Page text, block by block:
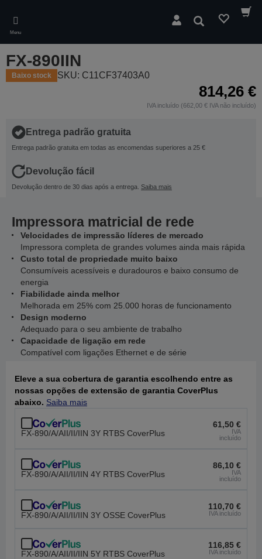
main
content
Menu
Pesquisar
FX-890IIN
Baixo stock SKU: C11CF37403A0
814,26 €
IVA incluído (662,00 € IVA não incluído)
Entrega padrão gratuita
Entrega padrão gratuita em todas as encomendas superiores a 25 €
Devolução fácil
Devolução dentro de 30 dias após a entrega. Saiba mais
Impressora matricial de rede
Velocidades de impressão líderes de mercado
Impressora completa de grandes volumes ainda mais rápida
Custo total de propriedade muito baixo
Consumíveis acessíveis e duradouros e baixo consumo de
energia
Fiabilidade ainda melhor
Melhorada em 25% com 25.000 horas de funcionamento
Design moderno
Adequado para o seu ambiente de trabalho
Capacidade de ligação em rede
Compatível com ligações Ethernet e de série
Eleve a sua cobertura de garantia escolhendo entre as
nossas opções de extensão de garantia CoverPlus
abaixo. Saiba mais
FX-890/A/AII/II/IIN 3Y RTBS CoverPlus
61,50 €
IVA
incluído
FX-890/A/AII/II/IIN 4Y RTBS CoverPlus
86,10 €
IVA
incluído
FX-890/A/AII/II/IIN 3Y OSSE CoverPlus
110,70 €
IVA incluído
FX-890/A/AII/II/IIN 5Y RTBS CoverPlus
116,85 €
IVA incluído